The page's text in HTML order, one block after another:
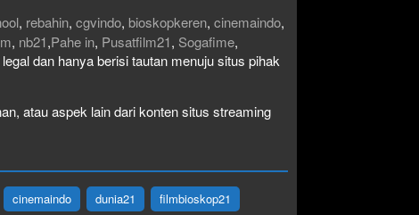
, rebahin, cgvindo, bioskopkeren, cinemaindo,
, nb21,Pahe in, Pusatfilm21, Sogafime,
dan hanya berisi tautan menuju situs pihak
atau aspek lain dari konten situs streaming
cinemaindo dunia21 filmbioskop21